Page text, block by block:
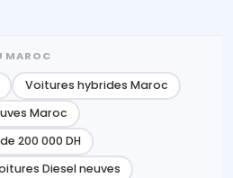
MAROC
Voitures hybrides Maroc
Maroc
200 000 DH
Diesel neuves